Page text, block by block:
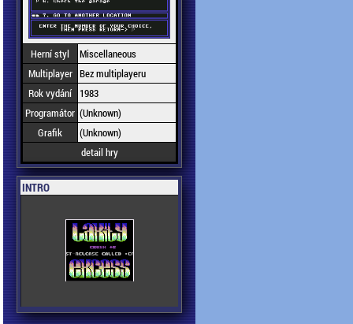
Herní styl
Miscellaneous
Multiplayer Bez multiplayeru
Rok vydání
1983
Programátor (Unknown)
Grafik
(Unknown)
detail hry
INTRO